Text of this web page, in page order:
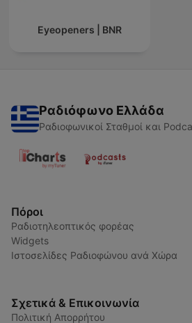
Eyeopeners | BNR
Ραδιόφωνο Ελλάδα
Ραδιοφωνικοί Σταθμοί και
Πόροι
Ραδιοτηλεοπτικός φορέας
Widgets
Ιστοσελίδες Ραδιοφώνου ανά Χώρα
Σχετικά & Επικοινωνία
Πολιτική Απορρήτου